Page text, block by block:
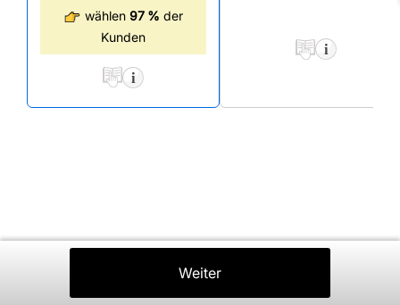
wählen 97 % der
Kunden
Weiter